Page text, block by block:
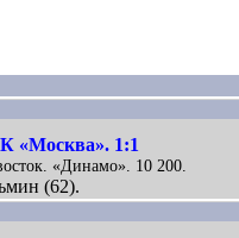
«Москва». 1:1
«Динамо». 10 200.
(62).